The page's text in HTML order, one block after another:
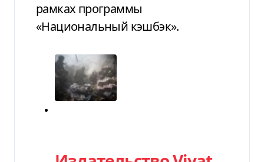
рамках программы
«Национальный кэшбэк».